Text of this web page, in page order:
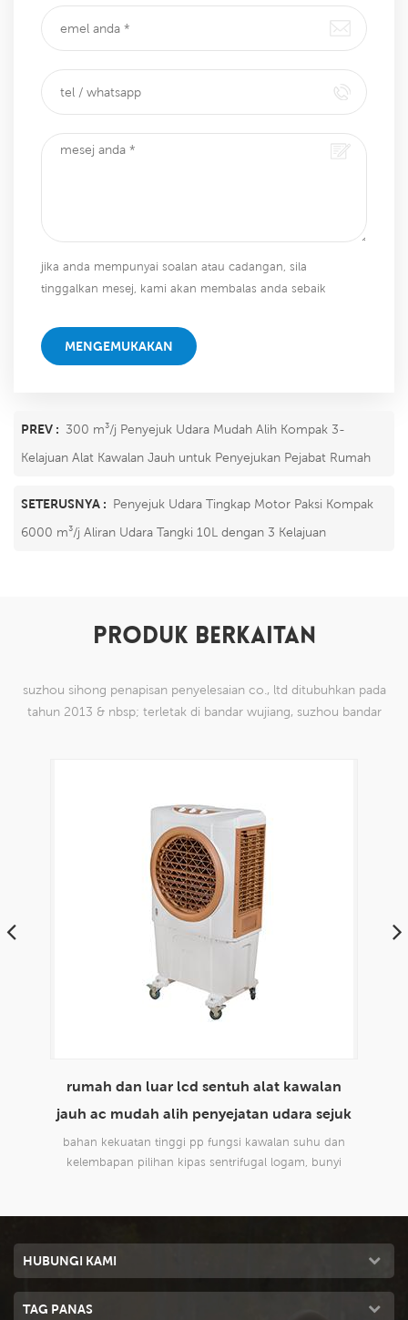
jika anda mempunyai soalan atau cadangan, sila
tinggalkan mesej, kami akan membalas anda sebaik
MENGEMUKAKAN
PREV : 300 m³/j Penyejuk Udara Mudah Alih Kompak 3-
Kelajuan Alat Kawalan Jauh untuk Penyejukan Pejabat Rumah
SETERUSNYA : Penyejuk Udara Tingkap Motor Paksi Kompak
6000 m³/j Aliran Udara Tangki 10L dengan 3 Kelajuan
PRODUK BERKAITAN
suzhou sihong penapisan penyelesaian co., ltd ditubuhkan pada
tahun 2013 & nbsp; terletak di bandar wujiang, suzhou bandar
envirotech 8000cmh penggunaan rumah
domestik mudah alih penyejatan penyejatan
udara sejuk
reka bentuk baru, sesuai untuk semua jenis aplikasi
dalaman dan luaran, komersil dan perindustrian.
HUBUNGI KAMI
TAG PANAS